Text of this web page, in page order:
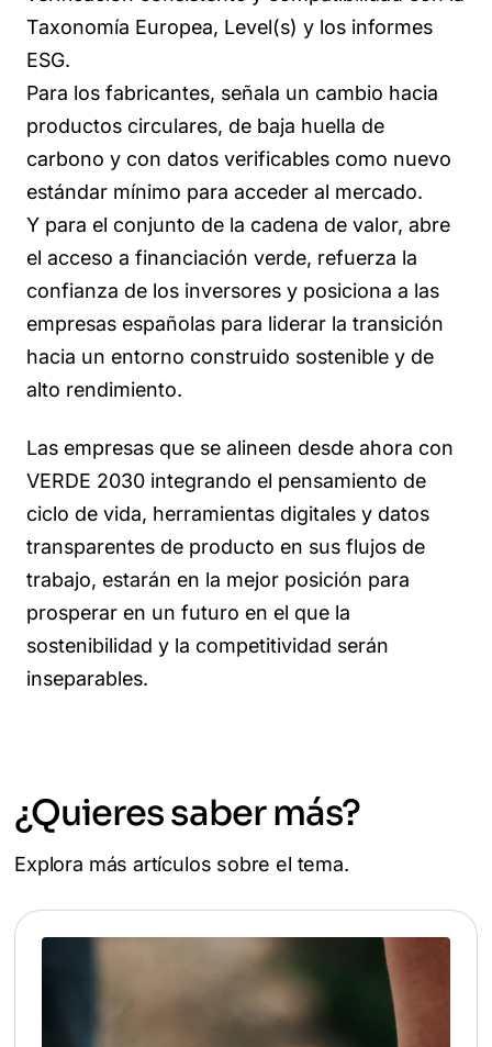
Taxonomía Europea, Level(s) y los informes
ESG.
Para los fabricantes, señala un cambio hacia
productos circulares, de baja huella de
carbono y con datos verificables como nuevo
estándar mínimo para acceder al mercado.
Y para el conjunto de la cadena de valor, abre
el acceso a financiación verde, refuerza la
confianza de los inversores y posiciona a las
empresas españolas para liderar la transición
hacia un entorno construido sostenible y de
alto rendimiento.
Las empresas que se alineen desde ahora con
VERDE 2030 integrando el pensamiento de
ciclo de vida, herramientas digitales y datos
transparentes de producto en sus flujos de
trabajo, estarán en la mejor posición para
prosperar en un futuro en el que la
sostenibilidad y la competitividad serán
inseparables.
¿Quieres saber más?
Explora más artículos sobre el tema.